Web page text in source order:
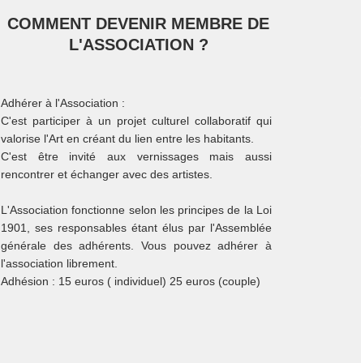
COMMENT DEVENIR MEMBRE DE
L'ASSOCIATION​ ?
Adhérer à l'Association :
C'est participer à un projet culturel collaboratif qui
valorise l'Art en créant du lien entre les habitants.
C'est être invité aux vernissages mais aussi
rencontrer et échanger avec des artistes.
L'Association fonctionne selon les principes de la Loi
1901, ses responsables étant élus par l'Assemblée
générale des adhérents. Vous pouvez adhérer à
l'association librement.
Adhésion : 15 euros ( individuel) 25 euros (couple)